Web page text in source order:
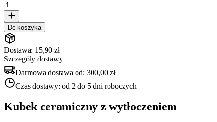
Do koszyka
Dostawa: 15,90 zł
Szczegóły dostawy
Darmowa dostawa od: 300,00 zł
Czas dostawy: od 2 do 5 dni roboczych
Kubek ceramiczny z wytłoczeniem